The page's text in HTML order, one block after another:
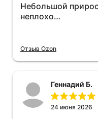
Небольшой
неплохо…
Отзыв Ozon
Геннадий Б.
24 июня 2026